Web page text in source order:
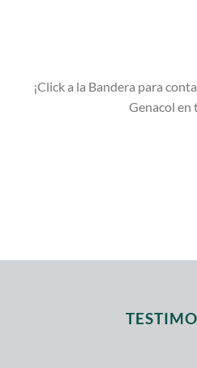
¡Click a la Bandera para
Genacol en